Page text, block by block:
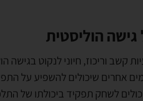
הוליסטית
קשב וריכוז, חיוני לנקוט
אחרים שיכולים להשפיע על
לשחק תפקיד ביכולתו של